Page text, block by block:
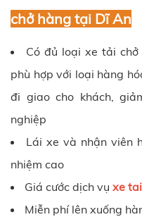
chở hàng tại Dĩ An
Có đủ loại xe tải chở
phù hợp với loại hàng
đi giao cho khách,
nghiệp
Lái xe và nhận viên
nhiệm cao
Giá cước dịch vụ xe
Miễn phí lên xuống